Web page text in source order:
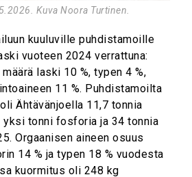
Kuva Noora Turtinen.
kuuluville puhdistamoille
vuoteen 2024 verrattuna:
laski 10 %, typen 4 %,
11 %. Puhdistamoilta
Ähtävänjoella 11,7 tonnia
yksi tonni fosforia ja 34 tonnia
Orgaanisen aineen osuus
14 % ja typen 18 % vuodesta
kuormitus oli 248 kg